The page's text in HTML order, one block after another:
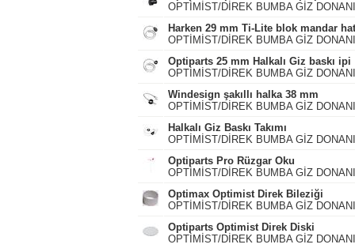
OPTİMİST/DİREK BUMBA GİZ
Harken 29 mm Ti-Lite blok mandar
OPTİMİST/DİREK BUMBA GİZ
Optiparts 25 mm Halkalı Giz baskı ipi
OPTİMİST/DİREK BUMBA GİZ
Windesign şakıllı halka 38 mm
OPTİMİST/DİREK BUMBA GİZ
Halkalı Giz Baskı Takımı
OPTİMİST/DİREK BUMBA GİZ
Optiparts Pro Rüzgar Oku
OPTİMİST/DİREK BUMBA GİZ
Optimax Optimist Direk Bileziği
OPTİMİST/DİREK BUMBA GİZ
Optiparts Optimist Direk Diski
OPTİMİST/DİREK BUMBA GİZ